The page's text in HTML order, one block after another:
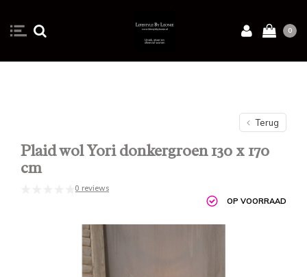
0
Terug
Plaid wol Yori donkergroen 130 x 170
cm
0 reviews
OP VOORRAAD